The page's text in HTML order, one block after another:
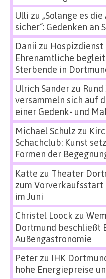
Ulli zu „Solange es
sicher“: Gedenken an
Danii zu
Ehrenamtliche
Sterbende in
Ulrich Sanderzu
versammeln sich auf
einer Gedenk- und
Michael Schulz zu
Schachclub: Kunst
Formen der
Katte zu Theater
zum
im Juni
Christel Loock zu
Dortmund beschließt
Außengastronomie
Peterzu IHK
hohe Energiepreise